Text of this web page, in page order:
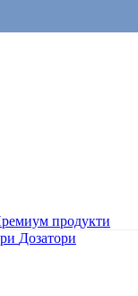
продукти
Дозатори